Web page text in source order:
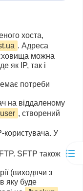
хоста,
. Адреса
можна
як IP, так і
потреби
на віддаленому
, створений
користувача. У
SFTP також
(виходячи з
яку буде